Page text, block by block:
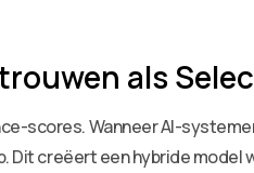
als
scores. Wanneer AI-
Dit creëert een hybride